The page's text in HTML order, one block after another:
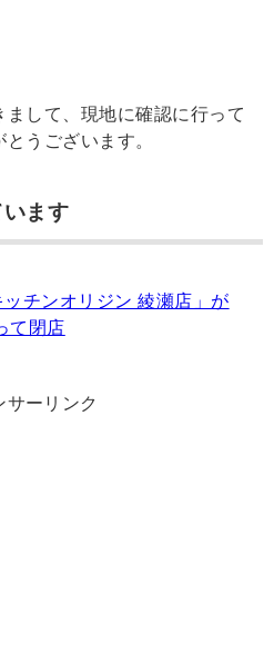
して、現地に確認に行って
うございます。
ます
チンオリジン 綾瀬店」が
て閉店
サーリンク